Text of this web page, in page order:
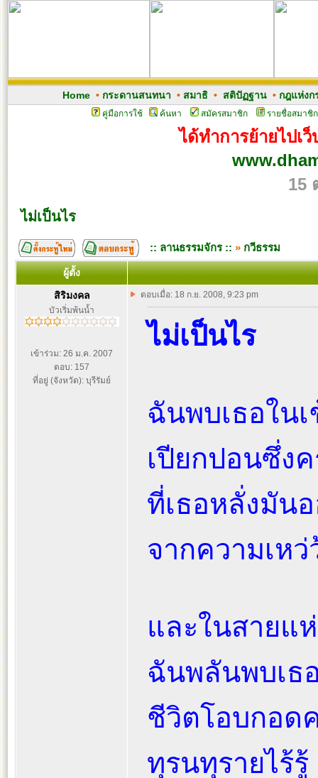
Home• กระดานสนทนา • สมาธิ• สติปัฏฐาน• กฎแห่งก
คู่มือการใช้ ค้นหา สมัครสมาชิก รายชื่อสมาชิก
ได้ทำการย้ายไปเ
15
ไม่เป็นไร
:: ลานธรรมจักร :: » กวีธรรม
ผู้ตั้ง
สิริมงคล
บัวเริ่มพ้นน้ำ
เข้าร่วม: 26 ม.ค. 2007
ตอบ: 157
ที่อยู่ (จังหวัด): บุรีรัมย์
ตอบเมื่อ: 18 ก.ย. 2008, 9:23 pm
ไม่เป็นไร
ฉันพบเธอใน
เปียกปอนซึ่ง
ที่เธอหลั่งมัน
จากความเหว่
และในสายแ
ฉันพลันพบเธ
ชีวิตโอบกอด
ทุรนทุรายไร้รู้